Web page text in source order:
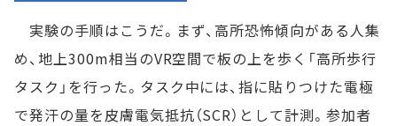
実験の手順はこうだ。まず、高所恐怖傾向がある人集
め、地上300m相当のVR空間で板の上を歩く「高所歩行
タスク」を行った。タスク中には、指に貼りつけた電極
で発汗の量を皮膚電気抵抗（SCR）として計測。参加者